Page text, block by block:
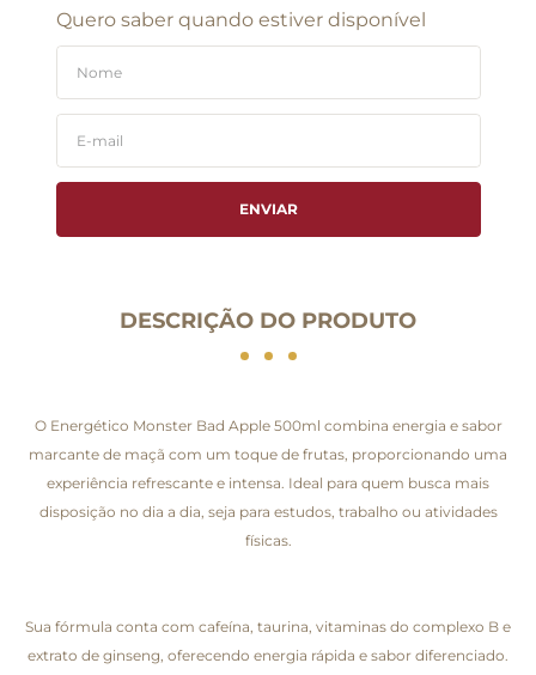
Quero saber quando estiver disponível
ENVIAR
DESCRIÇÃO DO PRODUTO
O Energético Monster Bad Apple 500ml combina energia e sabor
marcante de maçã com um toque de frutas, proporcionando uma
experiência refrescante e intensa. Ideal para quem busca mais
disposição no dia a dia, seja para estudos, trabalho ou atividades
físicas.
Sua fórmula conta com cafeína, taurina, vitaminas do complexo B e
extrato de ginseng, oferecendo energia rápida e sabor diferenciado.